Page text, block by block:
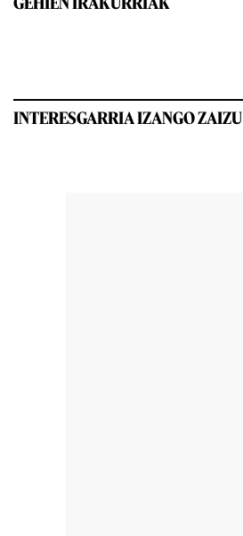
INTERESGARRIA IZANGO ZAIZU